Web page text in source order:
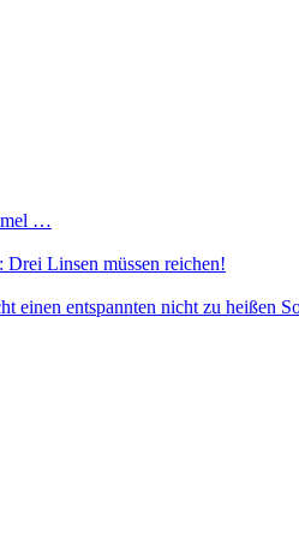
…
Drei Linsen müssen reichen!
einen entspannten nicht zu heißen